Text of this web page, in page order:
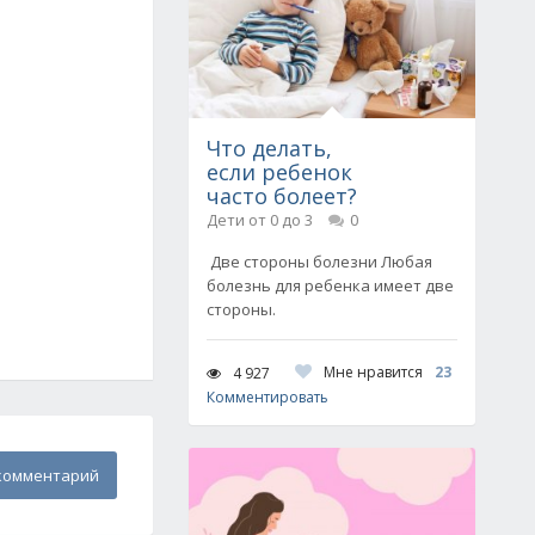
Что делать,
если ребенок
часто болеет?
Дети от 0 до 3
0
Две стороны болезни Любая
болезнь для ребенка имеет две
стороны.
4 927 Мне нравится
23
Комментировать